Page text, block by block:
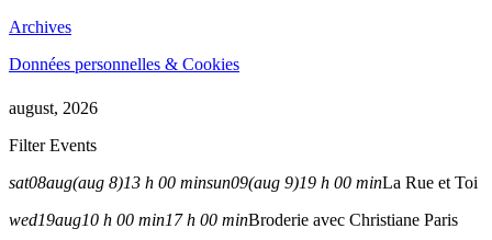
Archives
Données personnelles & Cookies
august, 2026
Filter Events
sat08aug(aug 8)13 h 00 minsun09(aug 9)19 h 00 minLa Rue et Toi
wed19aug10 h 00 min17 h 00 minBroderie avec Christiane Paris